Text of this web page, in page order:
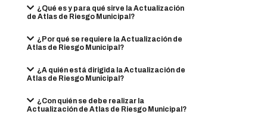
¿Qué es y para qué sirve la Actualización
de Atlas de Riesgo Municipal?
¿Por qué se requiere la Actualización de
Atlas de Riesgo Municipal?
¿A quién está dirigida la Actualización de
Atlas de Riesgo Municipal?
¿Con quién se debe realizar la
Actualización de Atlas de Riesgo Municipal?